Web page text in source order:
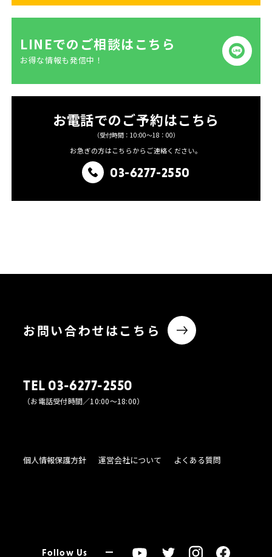
LINEでのご相談はこちら
お得な情報も発信中！
お電話でのご予約はこちら
（受付時間：10:00〜18：00）
お急ぎの方はこちらからご連絡ください。
03-6277-2550
お問い合わせはこちら
TEL 03-6277-2550
（お電話受付時間／10:00〜18:00）
個人情報保護方針 運営会社について よくある質問
Follow Us